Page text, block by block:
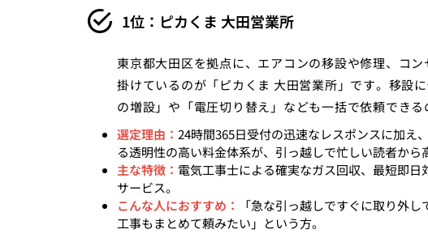
1位：ピカくま 大田営業所
東京都大田区を拠点に、エアコンの移設や修理、コ
掛けているのが「ピカくま 大田営業所」です。移設
の増設」や「電圧切り替え」なども一括で依頼できる
選定理由： 24時間365日受付の迅速なレスポンスに加え
る透明性の高い料金体系が、引っ越しで忙しい読者から
主な特徴： 電気工事士による確実なガス回収、最短即日
サービス。
こんな人におすすめ：
「急な引っ越しですぐに取り外
工事もまとめて頼みたい」という方。